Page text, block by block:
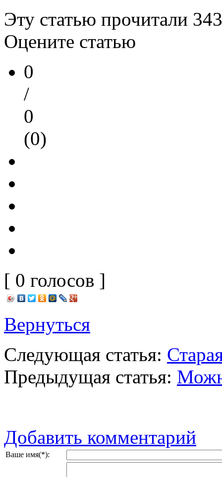
Эту статью прочитали
Оцените статью
0
/
0
(0)
[ 0 голосов ]
Вернуться
Следующая статья:
Предыдущая статья:
Добавить комментарий
Ваше имя(*):